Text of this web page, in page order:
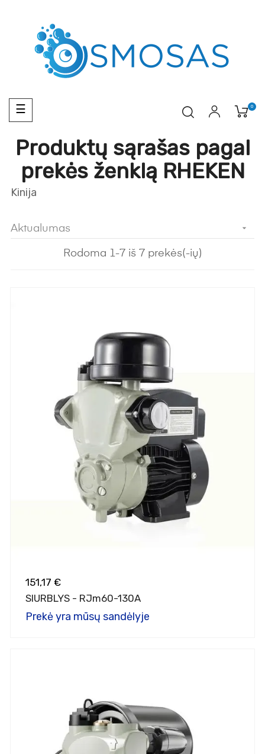
Toggle
navigation
☰ 0
Produktų sąrašas pagal
prekės ženklą RHEKEN
Kinija
Aktualumas 
Rodoma 1-7 iš 7 prekės(-ių)
151,17 €
SIURBLYS - RJm60-130A
Prekė yra mūsų sandėlyje